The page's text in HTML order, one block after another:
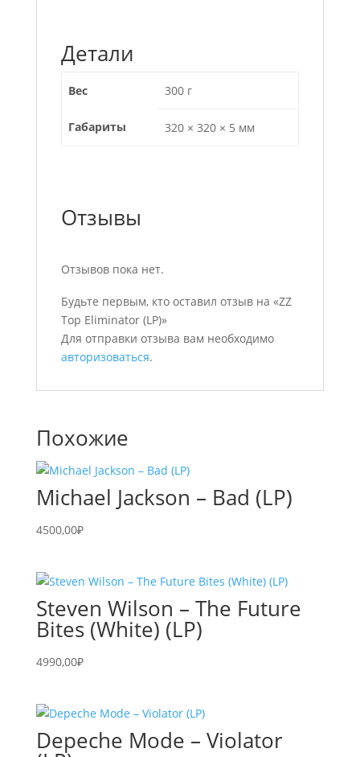
Детали
Вес 300 г
Габариты 320 × 320 × 5 мм
Отзывы
Отзывов пока нет.
Будьте первым, кто оставил отзыв на «ZZ
Top Eliminator (LP)»
Для отправки отзыва вам необходимо
авторизоваться.
Похожие
Michael Jackson – Bad (LP)
4500,00₽
Steven Wilson – The Future
Bites (White) (LP)
4990,00₽
Depeche Mode – Violator